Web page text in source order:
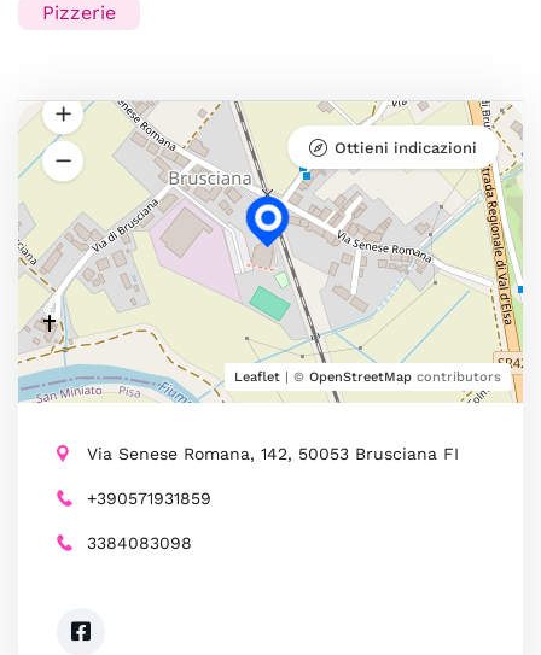
Pizzerie
Leaflet | © OpenStreetMap contributors
Ottieni indicazioni
Via Senese Romana, 142, 50053 Brusciana FI
+390571931859
3384083098